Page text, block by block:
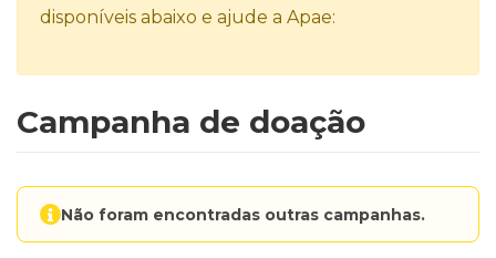
disponíveis abaixo e ajude a Apae:
Campanha de doação
Não foram encontradas outras campanhas.